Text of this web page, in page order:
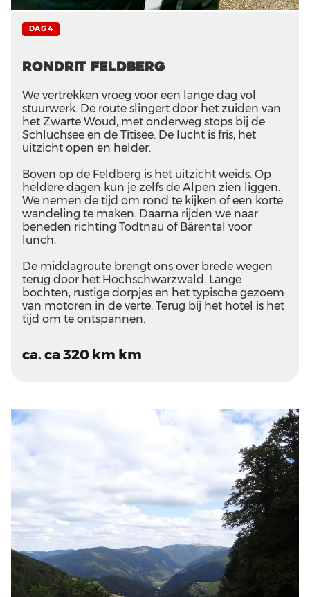
DAG 4
Rondrit Feldberg
We vertrekken vroeg voor een lange dag vol
stuurwerk. De route slingert door het zuiden van
het Zwarte Woud, met onderweg stops bij de
Schluchsee en de Titisee. De lucht is fris, het
uitzicht open en helder.
Boven op de Feldberg is het uitzicht weids. Op
heldere dagen kun je zelfs de Alpen zien liggen.
We nemen de tijd om rond te kijken of een korte
wandeling te maken. Daarna rijden we naar
beneden richting Todtnau of Bärental voor
lunch.
De middagroute brengt ons over brede wegen
terug door het Hochschwarzwald. Lange
bochten, rustige dorpjes en het typische gezoem
van motoren in de verte. Terug bij het hotel is het
tijd om te ontspannen.
ca. ca 320 km km